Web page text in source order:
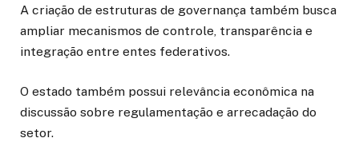
A criação de estruturas de governança também busca
ampliar mecanismos de controle, transparência e
integração entre entes federativos.
O estado também possui relevância econômica na
discussão sobre regulamentação e arrecadação do
setor.